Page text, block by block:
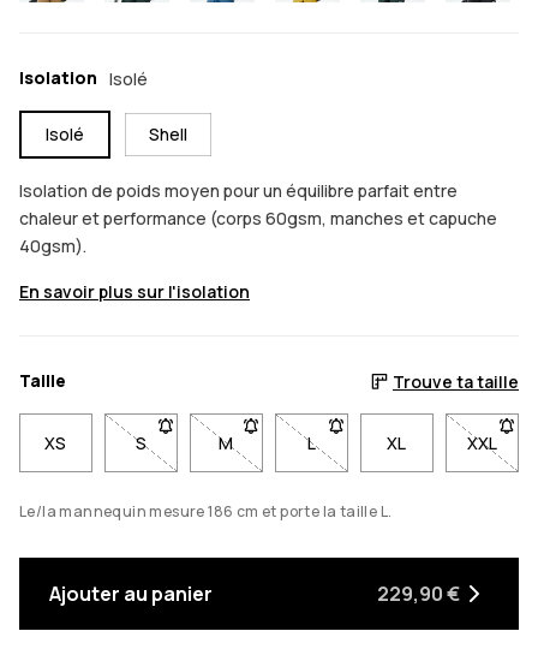
Isolation Isolé
Isolé Shell
Isolation de poids moyen pour un équilibre parfait entre
chaleur et performance (corps 60gsm, manches et capuche
40gsm).
En savoir plus sur l'isolation
Taille Trouve ta taille
XS S- Taille S non disponible. Clique pour être averti
M- Taille M non disponible. Clique pour
L- Taille L non disponible.
XL XXL
-
Le/la mannequin mesure 186 cm et porte la taille L.
Ajouter au panier 229,90 €